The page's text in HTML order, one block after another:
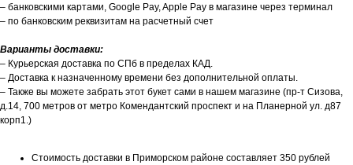
– банковскими картами, Google Pay, Apple Pay в магазине через терминал
– по банковским реквизитам на расчетный счет
Варианты доставки:
– Курьерская доставка по СПб в пределах КАД.
– Доставка к назначенному времени без дополнительной оплаты.
– Также вы можете забрать этот букет сами в нашем магазине (пр-т Сизова,
д.14, 700 метров от метро Комендантский проспект и на Планерной ул. д87
корп1.)
Стоимость доставки в Приморском районе составляет 350 рублей